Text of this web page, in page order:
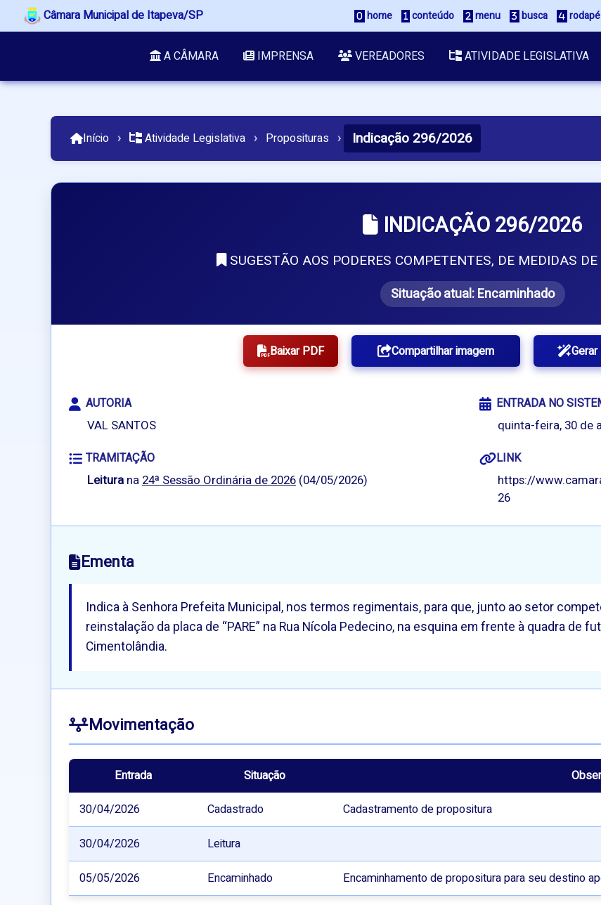
Câmara Municipal de Itapeva/SP home conteúdo menu busca rodapé
A CÂMARA IMPRENSA VEREADORES ATIVIDADE LEGISLATIVA
Início › Atividade Legislativa › Proposituras › Indicação 296/2026
INDICAÇÃO 296/2026
SUGESTÃO AOS PODERES COMPETENTES, DE MEDIDAS
Situação atual:Encaminhado
Baixar PDF Compartilhar imagem
AUTORIA
VAL SANTOS
ENTRADA NO
quinta-feira, 30 de
TRAMITAÇÃO
Leitura na24ª Sessão Ordinária de 2026 (04/05/2026)
LINK
https://
26
Ementa
Indica à Senhora Prefeita Municipal, nos termos regimentais, para que, junto ao setor
reinstalação da placa de “PARE” na Rua Nícola Pedecino, na esquina em frente à quadra de
Cimentolândia.
Movimentação
Entrada Situação
30/04/2026
Cadastrado Cadastramento de propositura
30/04/2026 Leitura
05/05/2026 Encaminhado Encaminhamento de propositura para seu destino